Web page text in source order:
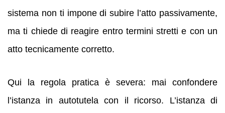
sistema non ti impone di subire l’atto passivamente,
ma ti chiede di reagire entro termini stretti e con un
atto tecnicamente corretto.
Qui la regola pratica è severa: mai confondere
l’istanza in autotutela con il ricorso. L’istanza di